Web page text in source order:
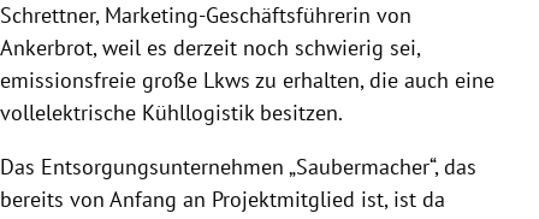
Schrettner, Marketing-Geschäftsführerin von
Ankerbrot, weil es derzeit noch schwierig sei,
emissionsfreie große Lkws zu erhalten, die auch eine
vollelektrische Kühllogistik besitzen.
Das Entsorgungsunternehmen „Saubermacher“, das
bereits von Anfang an Projektmitglied ist, ist da